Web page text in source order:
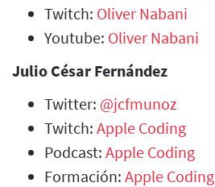
Twitch: Oliver Nabani
Youtube: Oliver Nabani
Julio César Fernández
Twitter: @jcfmunoz
Twitch: Apple Coding
Podcast: Apple Coding
Formación: Apple Coding